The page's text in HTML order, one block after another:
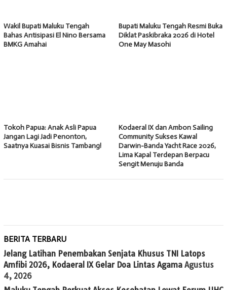
Wakil Bupati Maluku Tengah
Bahas Antisipasi El Nino Bersama
BMKG Amahai
Bupati Maluku Tengah Resmi Buka
Diklat Paskibraka 2026 di Hotel
One May Masohi
Tokoh Papua: Anak Asli Papua
Jangan Lagi Jadi Penonton,
Saatnya Kuasai Bisnis Tambang!
Kodaeral IX dan Ambon Sailing
Community Sukses Kawal
Darwin-Banda Yacht Race 2026,
Lima Kapal Terdepan Berpacu
Sengit Menuju Banda
BERITA TERBARU
Jelang Latihan Penembakan Senjata Khusus TNI Latops
Amfibi 2026, Kodaeral IX Gelar Doa Lintas Agama Agustus
4, 2026